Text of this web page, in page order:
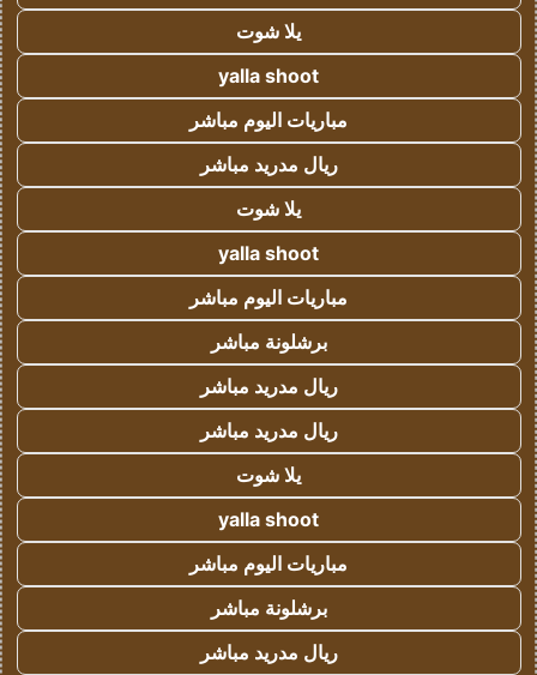
يلا شوت
yalla shoot
مباريات اليوم مباشر
ريال مدريد مباشر
يلا شوت
yalla shoot
مباريات اليوم مباشر
برشلونة مباشر
ريال مدريد مباشر
ريال مدريد مباشر
يلا شوت
yalla shoot
مباريات اليوم مباشر
برشلونة مباشر
ريال مدريد مباشر